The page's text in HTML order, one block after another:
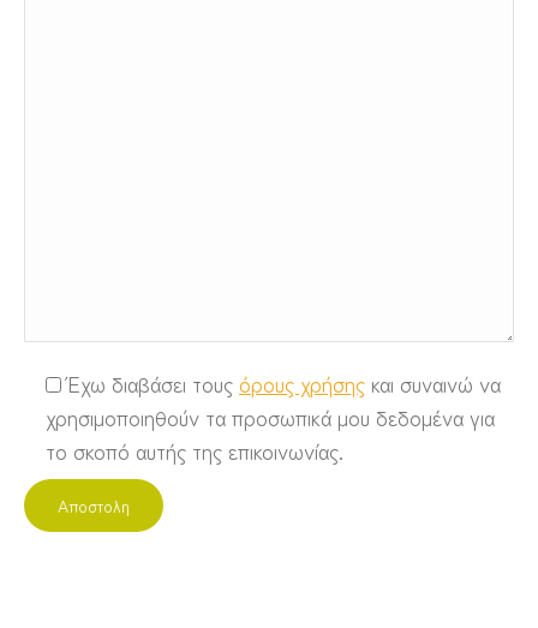
Έχω διαβάσει τουςόρους χρήσης και συναινώ να
χρησιμοποιηθούν τα προσωπικά μου δεδομένα για
το σκοπό αυτής της επικοινωνίας.